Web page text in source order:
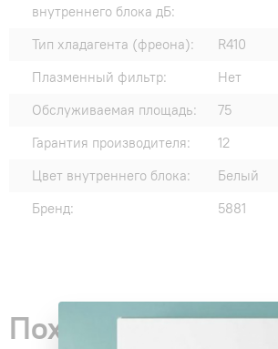
внутреннего блока дБ:
Тип хладагента (фреона):
R410
Плазменный фильтр:
Нет
Обслуживаемая площадь:
75
Гарантия производителя:
12
Цвет внутреннего блока:
Белый
Бренд:
5881
Похожие товары